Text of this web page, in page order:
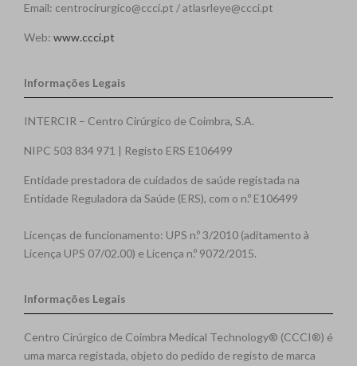
Email: centrocirurgico@ccci.pt / atlasrleye@ccci.pt
Web: www.ccci.pt
Informações Legais
INTERCIR – Centro Cirúrgico de Coimbra, S.A.
NIPC 503 834 971 | Registo ERS E106499
Entidade prestadora de cuidados de saúde registada na
Entidade Reguladora da Saúde (ERS), com o n.º E106499
Licenças de funcionamento: UPS n.º 3/2010 (aditamento à
Licença UPS 07/02.00) e Licença n.º 9072/2015.
Informações Legais
Centro Cirúrgico de Coimbra Medical Technology® (CCCI®) é
uma marca registada, objeto do pedido de registo de marca